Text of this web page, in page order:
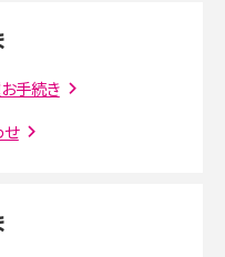
、利用までの流れを解説
リット、接続方法を解説
レる？バレるケースや撮り方も解
手続き
せ